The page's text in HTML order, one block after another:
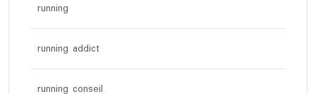
running
running addict
running conseil